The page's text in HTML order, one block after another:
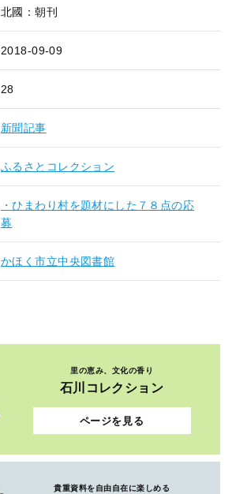
北國：朝刊
2018-09-09
28
新聞記事
ふるさとコレクション
・ひまわり村を題材にした７８点の応
募
かほく市立中央図書館
里の恵み、文化の香り
石川コレクション
ページを見る
貴重資料を自由自在に楽しめる